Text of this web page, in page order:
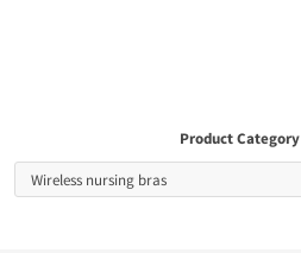
Product Category